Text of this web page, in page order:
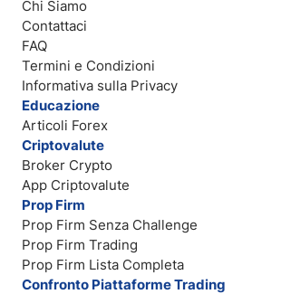
Chi Siamo
Contattaci
FAQ
Termini e Condizioni
Informativa sulla Privacy
Educazione
Articoli Forex
Criptovalute
Broker Crypto
App Criptovalute
Prop Firm
Prop Firm Senza Challenge
Prop Firm Trading
Prop Firm Lista Completa
Confronto Piattaforme Trading